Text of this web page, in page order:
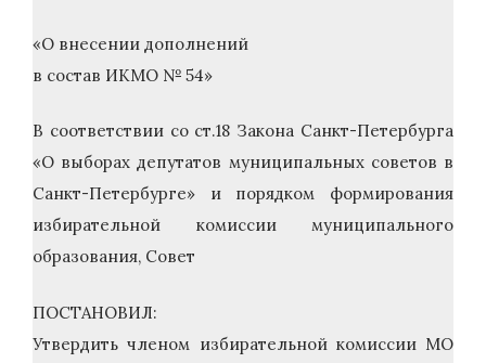
«О внесении дополнений
в состав ИКМО № 54»
В соответствии со ст.18 Закона Санкт-Петербурга
«О выборах депутатов муниципальных советов в
Санкт-Петербурге» и порядком формирования
избирательной комиссии муниципального
образования, Совет
ПОСТАНОВИЛ:
Утвердить членом избирательной комиссии МО